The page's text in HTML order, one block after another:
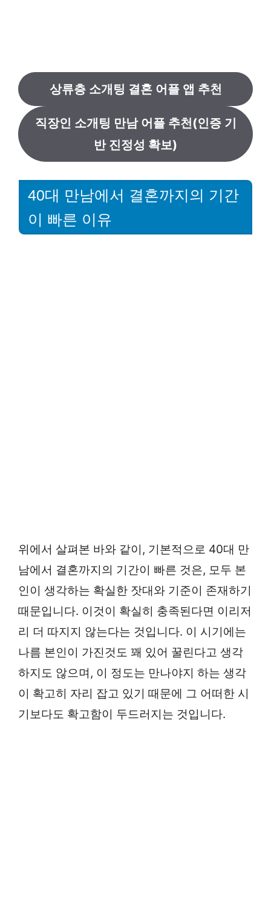
상류층 소개팅 결혼 어플 앱 추천
직장인 소개팅 만남 어플 추천(인증 기
반 진정성 확보)
40대 만남에서 결혼까지의 기간
이 빠른 이유
위에서 살펴본 바와 같이, 기본적으로 40대 만
남에서 결혼까지의 기간이 빠른 것은, 모두 본
인이 생각하는 확실한 잣대와 기준이 존재하기
때문입니다. 이것이 확실히 충족된다면 이리저
리 더 따지지 않는다는 것입니다. 이 시기에는
나름 본인이 가진것도 꽤 있어 꿀린다고 생각
하지도 않으며, 이 정도는 만나야지 하는 생각
이 확고히 자리 잡고 있기 때문에 그 어떠한 시
기보다도 확고함이 두드러지는 것입니다.